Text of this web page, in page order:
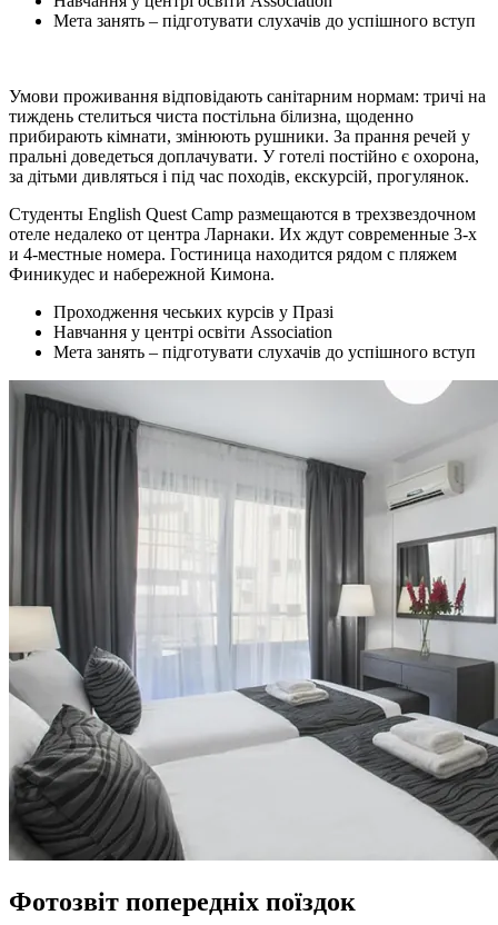
Мета занять – підготувати слухачів до успішного вступ
Умови проживання відповідають санітарним нормам: тричі на
тиждень стелиться чиста постільна білизна, щоденно
прибирають кімнати, змінюють рушники. За прання речей у
пральні доведеться доплачувати. У готелі постійно є охорона,
за дітьми дивляться і під час походів, екскурсій, прогулянок.
Студенты English Quest Camp размещаются в трехзвездочном
отеле недалеко от центра Ларнаки. Их ждут современные 3-х
и 4-местные номера. Гостиница находится рядом с пляжем
Финикудес и набережной Кимона.
Проходження чеських курсів у Празі
Навчання у центрі освіти Association
Мета занять – підготувати слухачів до успішного вступ
Фотозвіт попередніх поїздок